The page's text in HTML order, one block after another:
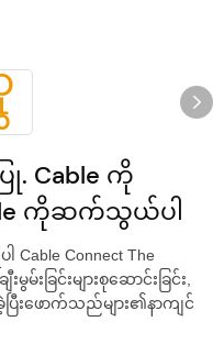
. Cable ကို
ကိုဆက်သွယ်ပါ
Cable Connect The
းခြင်းများစုဆောင်းခြင်း,
ပြီးဖောက်သည်များ၏နာကျင်